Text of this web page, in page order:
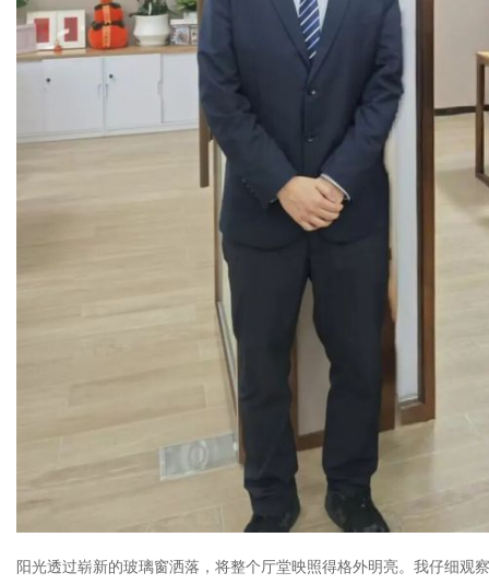
阳光透过崭新的玻璃窗洒落，将整个厅堂映照得格外明亮。我仔细